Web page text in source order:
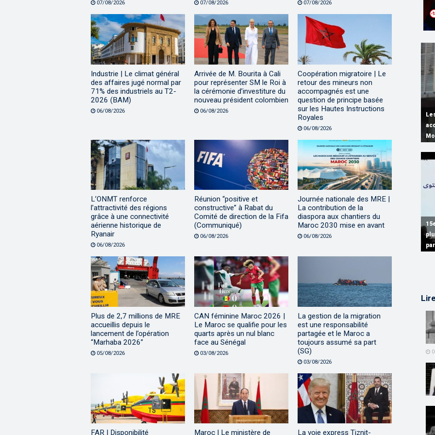
07/08/2026 07/08/2026 07/08/2026
Industrie | Le climat général
des affaires jugé normal par
71% des industriels au T2-
2026 (BAM)
06/08/2026
Arrivée de M. Bourita à Cali
pour représenter SM le Roi à
la cérémonie d’investiture du
nouveau président colombien
06/08/2026
Coopération migratoire | Le
retour des mineurs non
accompagnés est une
question de principe basée
sur les Hautes Instructions
Royales
06/08/2026
L’ONMT renforce
l’attractivité des régions
grâce à une connectivité
aérienne historique de
Ryanair
06/08/2026
Réunion “positive et
constructive” à Rabat du
Comité de direction de la Fifa
(Communiqué)
06/08/2026
Journée nationale des MRE |
La contribution de la
diaspora aux chantiers du
Maroc 2030 mise en avant
06/08/2026
Plus de 2,7 millions de MRE
accueillis depuis le
lancement de l’opération
“Marhaba 2026”
05/08/2026
CAN féminine Maroc 2026 |
Le Maroc se qualifie pour les
quarts après un nul blanc
face au Sénégal
03/08/2026
La gestion de la migration
est une responsabilité
partagée et le Maroc a
toujours assumé sa part
(SG)
03/08/2026
FAR | Disponibilité Maroc | Le ministère de La voie express Tiznit-
de